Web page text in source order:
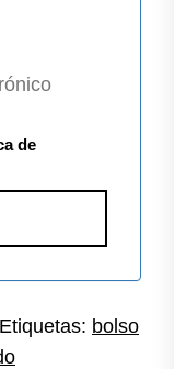
de
Etiquetas: bolso